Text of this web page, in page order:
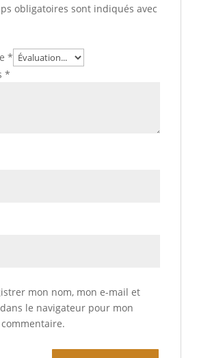
obligatoires sont indiqués avec
*
*
mon nom, mon e-mail et
le navigateur pour mon